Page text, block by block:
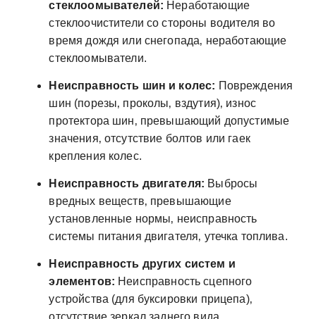
стеклоомывателей: Неработающие
стеклоочистители со стороны водителя во
время дождя или снегопада‚ неработающие
стеклоомыватели.
Неисправность шин и колес: Повреждения
шин (порезы‚ проколы‚ вздутия)‚ износ
протектора шин‚ превышающий допустимые
значения‚ отсутствие болтов или гаек
крепления колес.
Неисправность двигателя: Выбросы
вредных веществ‚ превышающие
установленные нормы‚ неисправность
системы питания двигателя‚ утечка топлива.
Неисправность других систем и
элементов: Неисправность сцепного
устройства (для буксировки прицепа)‚
отсутствие зеркал заднего вида‚